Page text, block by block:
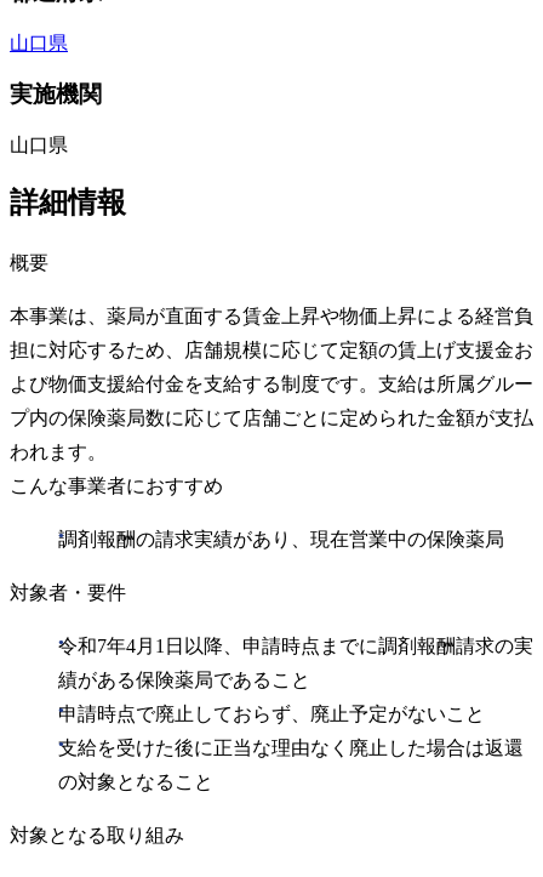
山口県
実施機関
山口県
詳細情報
概要
本事業は、薬局が直面する賃金上昇や物価上昇による経営負
担に対応するため、店舗規模に応じて定額の賃上げ支援金お
よび物価支援給付金を支給する制度です。支給は所属グルー
プ内の保険薬局数に応じて店舗ごとに定められた金額が支払
われます。
こんな事業者におすすめ
調剤報酬の請求実績があり、現在営業中の保険薬局
対象者・要件
令和7年4月1日以降、申請時点までに調剤報酬請求の実
績がある保険薬局であること
申請時点で廃止しておらず、廃止予定がないこと
支給を受けた後に正当な理由なく廃止した場合は返還
の対象となること
対象となる取り組み